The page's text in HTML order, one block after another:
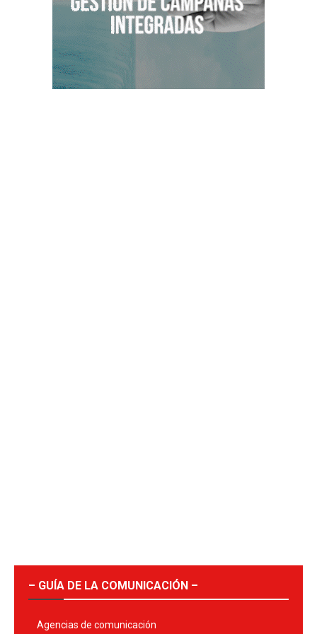
– GUÍA DE LA COMUNICACIÓN –
Agencias de comunicación